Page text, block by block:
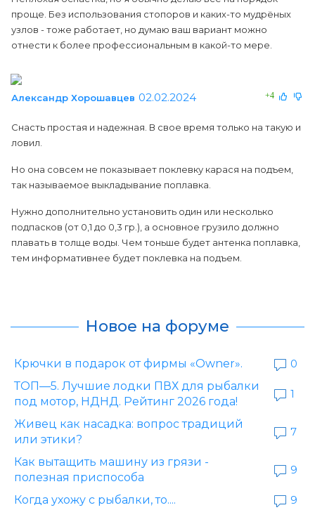
проще. Без использования стопоров и каких-то мудрёных
узлов - тоже работает, но думаю ваш вариант можно
отнести к более профессиональным в какой-то мере.
+4
Александр Хорошавцев 02.02.2024
Снасть простая и надежная. В свое время только на такую и
ловил.
Но она совсем не показывает поклевку карася на подъем,
так называемое выкладывание поплавка.
Нужно дополнительно установить один или несколько
подпасков (от 0,1 до 0,3 гр.), а основное грузило должно
плавать в толще воды. Чем тоньше будет антенка поплавка,
тем информативнее будет поклевка на подъем.
Новое на форуме
Крючки в подарок от фирмы «Owner».
0
ТОП—5. Лучшие лодки ПВХ для рыбалки
под мотор, НДНД. Рейтинг 2026 года!
1
Живец как насадка: вопрос традиций
или этики?
7
Как вытащить машину из грязи -
полезная приспособа
9
Когда ухожу с рыбалки, то....
9